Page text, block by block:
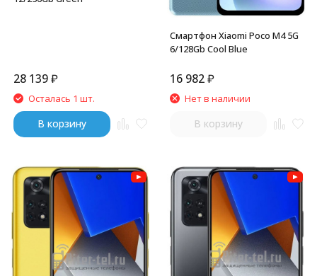
28 139₽
Осталась 1 шт.
В корзину
Смартфон Xiaomi Poco M4 5G
6/128Gb Cool Blue
16 982₽
Нет в наличии
В корзину